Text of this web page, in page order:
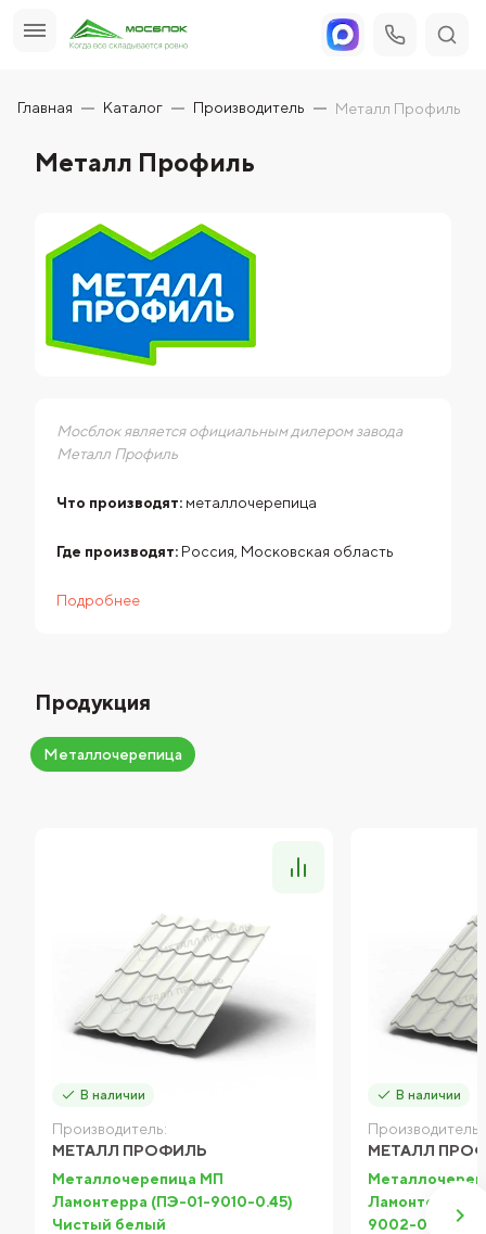
Главная Каталог Производитель Металл Профиль
Металл Профиль
Мосблок является официальным дилером завода
Металл Профиль
Что производят: металлочерепица
Где производят: Россия, Московская область
Подробнее
Продукция
Металлочерепица
В наличии
Производитель:
МЕТАЛЛ ПРОФИЛЬ
Металлочерепица МП
Ламонтерра (ПЭ-01-9010-0.45)
Чистый белый
В наличии
Производитель:
МЕТАЛЛ
Ламонтерра
9002-0.5)